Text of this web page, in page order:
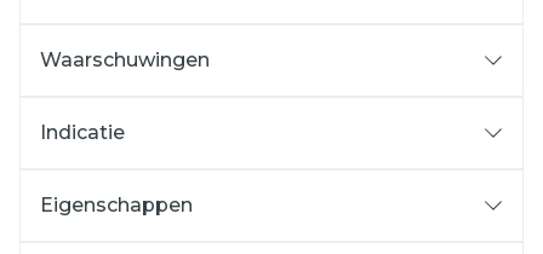
Waarschuwingen
Indicatie
Eigenschappen